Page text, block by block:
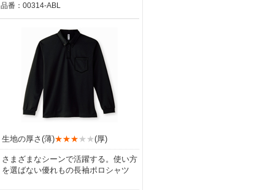
品番：00314-ABL
生地の厚さ(薄)★★★★★(厚)
さまざまなシーンで活躍する。使い方
を選ばない優れもの長袖ポロシャツ